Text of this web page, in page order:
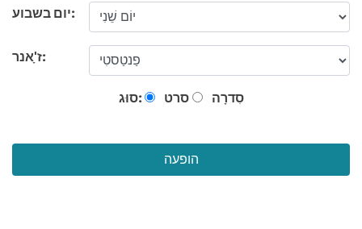
יום בשבוע:
ז'ָאנר:
סוּג: סרט סִדרָה
הופעה